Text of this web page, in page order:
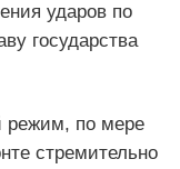
ударов по
государства
режим, по мере
стремительно